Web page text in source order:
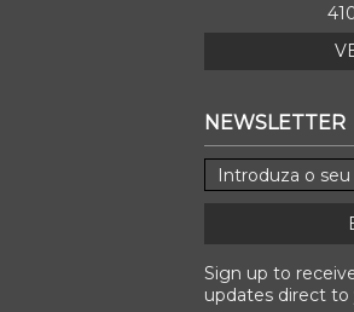
NEWSLETTER
Sign up to
updates direct to